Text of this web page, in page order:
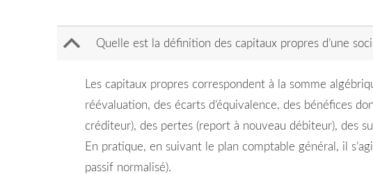
B Quelle est la définition des capitaux propres d’une
Les capitaux propres correspondent à la somme
réévaluation, des écarts d’équivalence, des bénéfices
créditeur), des pertes (report à nouveau débiteur), des
En pratique, en suivant le plan comptable général, il
passif normalisé).